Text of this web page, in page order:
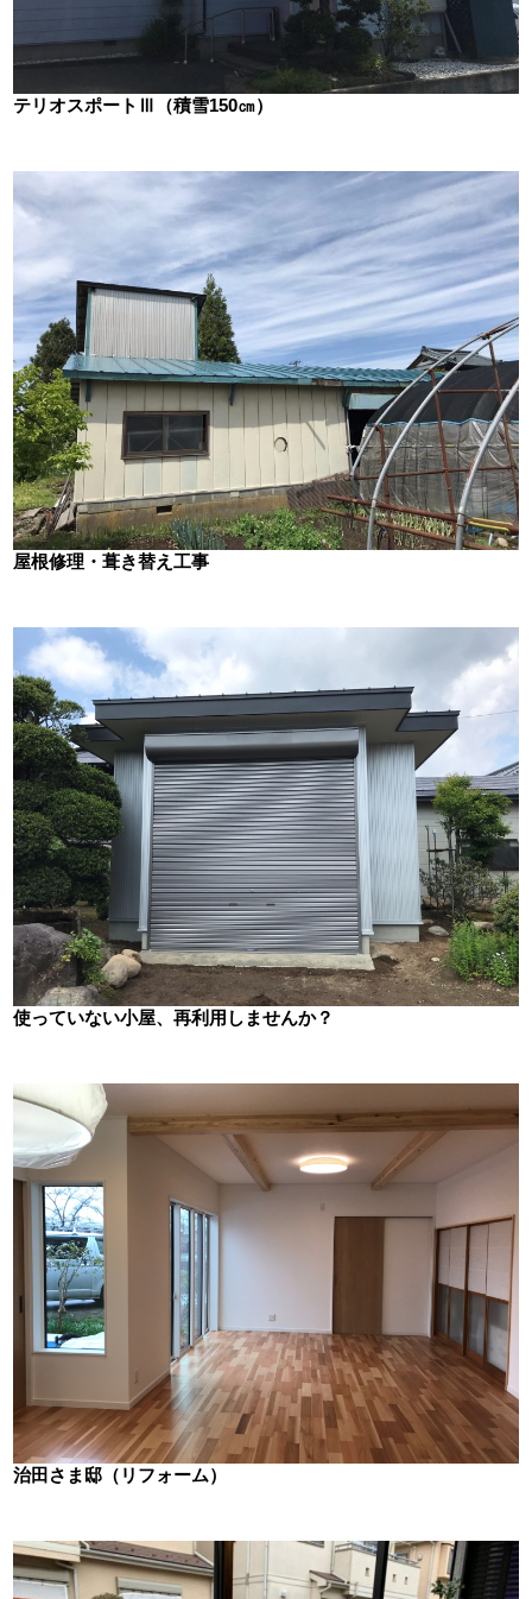
テリオスポートⅢ（積雪150㎝）
屋根修理・葺き替え工事
使っていない小屋、再利用しませんか？
治田さま邸（リフォーム）